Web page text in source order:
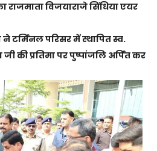
राजमाता विजयाराजे सिंधिया एयर
ने टर्मिनल परिसर में स्थापित स्व.
की प्रतिमा पर पुष्पांजलि अर्पित कर